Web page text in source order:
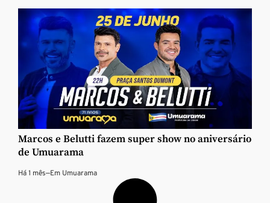
Marcos e Belutti fazem super show no aniversário
de Umuarama
Há 1 mês—Em Umuarama